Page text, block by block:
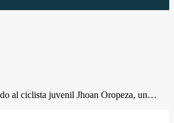
al ciclista juvenil Jhoan Oropeza, un…